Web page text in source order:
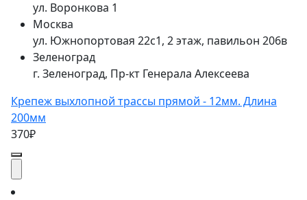
ул. Воронкова 1
Москва
ул. Южнопортовая 22с1, 2 этаж, павильон 206в
Зеленоград
г. Зеленоград, Пр-кт Генерала Алексеева
Крепеж выхлопной трассы прямой - 12мм. Длина
200мм
370₽